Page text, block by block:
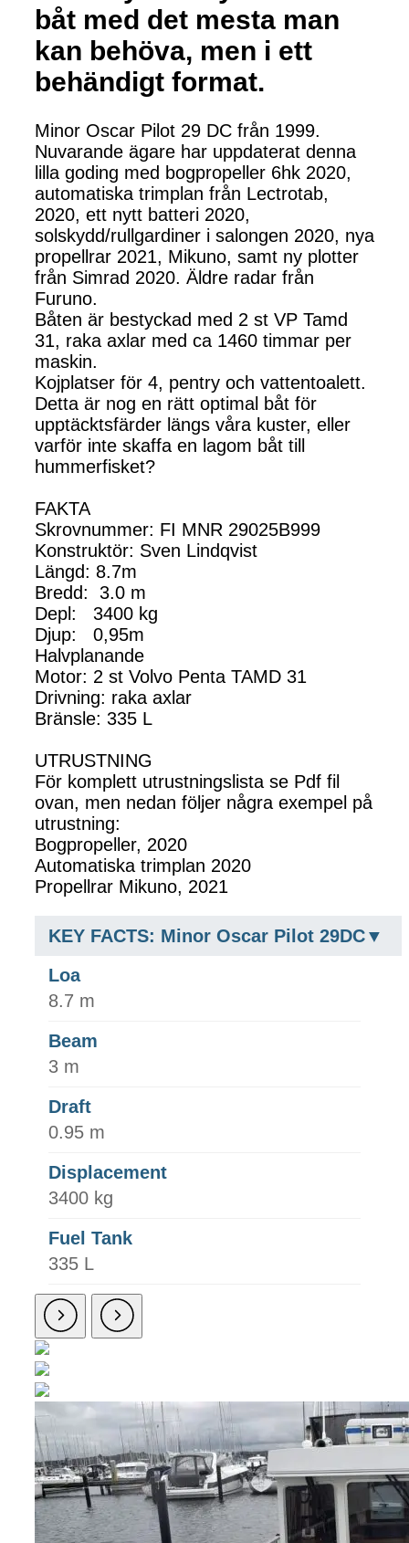
båt med det mesta man
kan behöva, men i ett
behändigt format.
Minor Oscar Pilot 29 DC från 1999.
Nuvarande ägare har uppdaterat denna
lilla goding med bogpropeller 6hk 2020,
automatiska trimplan från Lectrotab,
2020, ett nytt batteri 2020,
solskydd/rullgardiner i salongen 2020, nya
propellrar 2021, Mikuno, samt ny plotter
från Simrad 2020. Äldre radar från
Furuno.
Båten är bestyckad med 2 st VP Tamd
31, raka axlar med ca 1460 timmar per
maskin.
Kojplatser för 4, pentry och vattentoalett.
Detta är nog en rätt optimal båt för
upptäcktsfärder längs våra kuster, eller
varför inte skaffa en lagom båt till
hummerfisket?
FAKTA
Skrovnummer: FI MNR 29025B999
Konstruktör: Sven Lindqvist
Längd: 8.7m
Bredd: 3.0 m
Depl: 3400 kg
Djup: 0,95m
Halvplanande
Motor: 2 st Volvo Penta TAMD 31
Drivning: raka axlar
Bränsle: 335 L
UTRUSTNING
För komplett utrustningslista se Pdf fil
ovan, men nedan följer några exempel på
utrustning:
Bogpropeller, 2020
Automatiska trimplan 2020
Propellrar Mikuno, 2021
KEY FACTS: Minor Oscar Pilot 29DC
Loa
8.7 m
Beam
3 m
Draft
0.95 m
Displacement
3400 kg
Fuel Tank
335 L